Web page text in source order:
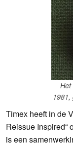
Het
Timex heeft in de
Reissue Inspired“
is een